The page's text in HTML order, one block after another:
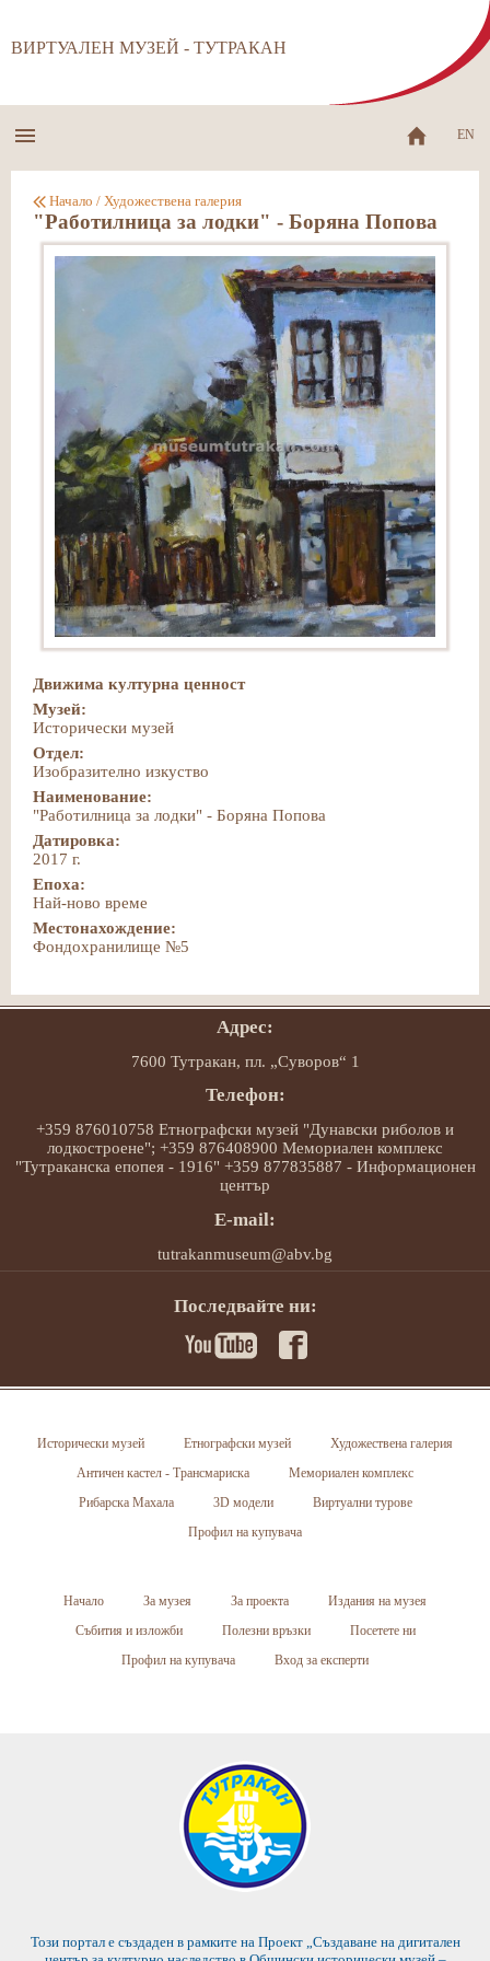
ВИРТУАЛЕН МУЗЕЙ - ТУТРАКАН
EN
Начало / Художествена галерия
"Работилница за лодки" - Боряна Попова
Движима културна ценност
Музей:
Исторически музей
Отдел:
Изобразително изкуство
Наименование:
"Работилница за лодки" - Боряна Попова
Датировка:
2017 г.
Епоха:
Най-ново време
Местонахождение:
Фондохранилище №5
Адрес:
7600 Тутракан, пл. „Суворов“ 1
Телефон:
+359 876010758 Етнографски музей "Дунавски риболов и
лодкостроене"; +359 876408900 Мемориален комплекс
"Тутраканска епопея - 1916" +359 877835887 - Информационен
център
E-mail:
tutrakanmuseum@abv.bg
Последвайте ни:
Исторически музей Етнографски музей
Художествена галерия
Античен кастел - Трансмариска
Мемориален комплекс
Рибарска Махала
3D модели
Виртуални турове
Профил на купувача
Начало За музея За проекта
Издания на музея
Събития и изложби
Полезни връзки
Посетете ни
Профил на купувача
Вход за експерти
Този портал е създаден в рамките на Проект „Създаване на дигитален